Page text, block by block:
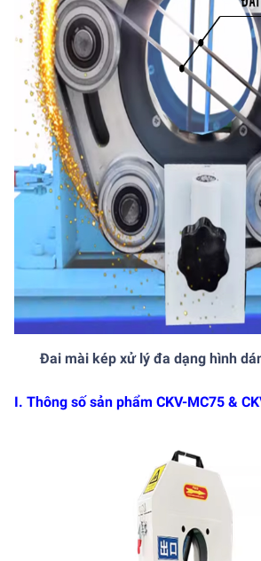
Đai mài kép xử lý đa dạng hình
I. Thông số sản phẩm CKV-MC75 &